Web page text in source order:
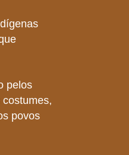
pelos
povos